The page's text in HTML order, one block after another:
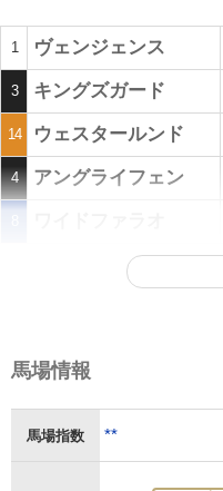
1 ヴェンジェンス
3 キングズガード
14 ウェスタールンド
4 アングライフェン
馬場情報
馬場指数 **